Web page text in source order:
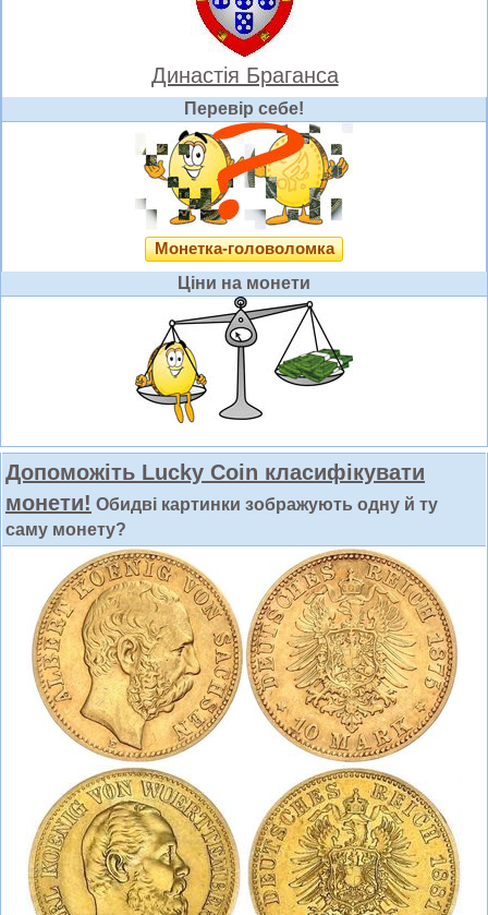
Династія Браганса
Перевір себе!
Монетка-головоломка
Ціни на монети
Допоможіть Lucky Coin класифікувати
монети! Обидві картинки зображують одну й ту
саму монету?